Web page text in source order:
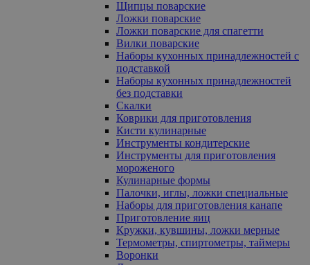
Щипцы поварские
Ложки поварские
Ложки поварские для спагетти
Вилки поварские
Наборы кухонных принадлежностей с
подставкой
Наборы кухонных принадлежностей
без подставки
Скалки
Коврики для приготовления
Кисти кулинарные
Инструменты кондитерские
Инструменты для приготовления
мороженого
Кулинарные формы
Палочки, иглы, ложки специальные
Наборы для приготовления канапе
Приготовление яиц
Кружки, кувшины, ложки мерные
Термометры, спиртометры, таймеры
Воронки